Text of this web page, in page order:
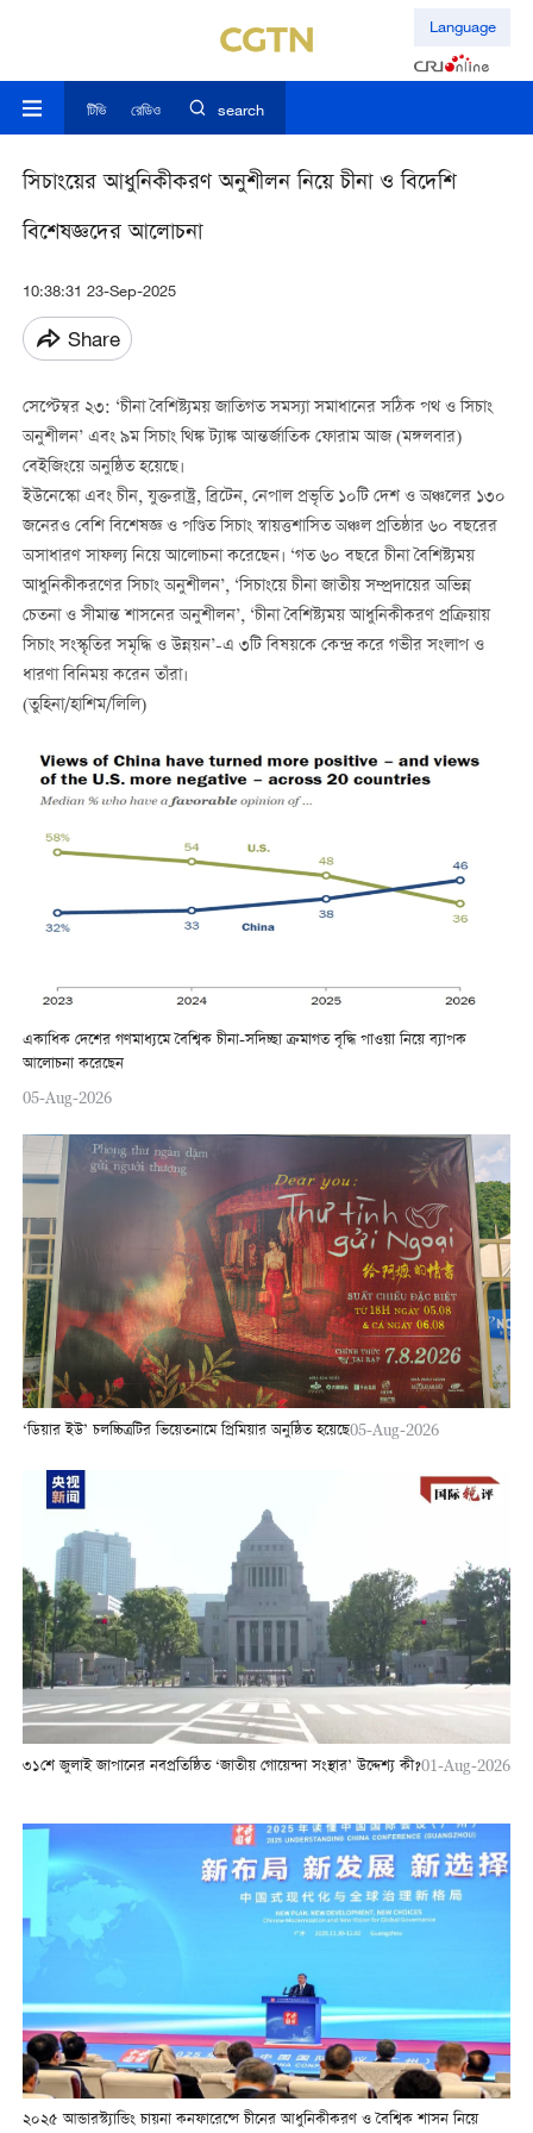
Language
টিভি রেডিও search
সিচাংয়ের আধুনিকীকরণ অনুশীলন নিয়ে চীনা ও বিদেশি
বিশেষজ্ঞদের আলোচনা
10:38:31 23-Sep-2025
Share
সেপ্টেম্বর ২৩: ‘চীনা বৈশিষ্ট্যময় জাতিগত সমস্যা সমাধানের সঠিক পথ ও সিচাং
অনুশীলন’ এবং ৯ম সিচাং থিঙ্ক ট্যাঙ্ক আন্তর্জাতিক ফোরাম আজ (মঙ্গলবার)
বেইজিংয়ে অনুষ্ঠিত হয়েছে।
ইউনেস্কো এবং চীন, যুক্তরাষ্ট্র, ব্রিটেন, নেপাল প্রভৃতি ১০টি দেশ ও অঞ্চলের ১৩০
জনেরও বেশি বিশেষজ্ঞ ও পণ্ডিত সিচাং স্বায়ত্তশাসিত অঞ্চল প্রতিষ্ঠার ৬০ বছরের
অসাধারণ সাফল্য নিয়ে আলোচনা করেছেন। ‘গত ৬০ বছরে চীনা বৈশিষ্ট্যময়
আধুনিকীকরণের সিচাং অনুশীলন’, ‘সিচাংয়ে চীনা জাতীয় সম্প্রদায়ের অভিন্ন
চেতনা ও সীমান্ত শাসনের অনুশীলন’, ‘চীনা বৈশিষ্ট্যময় আধুনিকীকরণ প্রক্রিয়ায়
সিচাং সংস্কৃতির সমৃদ্ধি ও উন্নয়ন’-এ ৩টি বিষয়কে কেন্দ্র করে গভীর সংলাপ ও
ধারণা বিনিময় করেন তাঁরা।
(তুহিনা/হাশিম/লিলি)
একাধিক দেশের গণমাধ্যমে বৈশ্বিক চীনা-সদিচ্ছা ক্রমাগত বৃদ্ধি পাওয়া নিয়ে ব্যাপক
আলোচনা করেছেন
05-Aug-2026
‘ডিয়ার ইউ’ চলচ্চিত্রটির ভিয়েতনামে প্রিমিয়ার অনুষ্ঠিত হয়েছে05-Aug-2026
৩১শে জুলাই জাপানের নবপ্রতিষ্ঠিত ‘জাতীয় গোয়েন্দা সংস্থার’ উদ্দেশ্য কী?01-Aug-2026
২০২৫ আন্ডারস্ট্যান্ডিং চায়না কনফারেন্সে চীনের আধুনিকীকরণ ও বৈশ্বিক শাসন নিয়ে